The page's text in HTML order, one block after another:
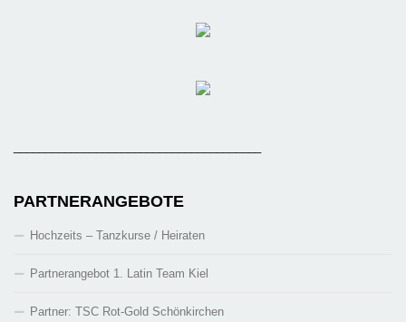
PARTNERANGEBOTE
Hochzeits – Tanzkurse / Heiraten
Partnerangebot 1. Latin Team Kiel
Partner: TSC Rot-Gold Schönkirchen